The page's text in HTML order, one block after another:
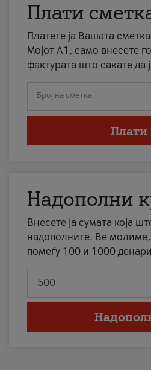
Плати
Платете ја Вашата сметка
Мојот А1, само внесете
фактурата што сакате да
Број на сметка
Плати
Надополни
Внесете ја сумата која
надополните. Ве молиме,
помеѓу 100 и 1000